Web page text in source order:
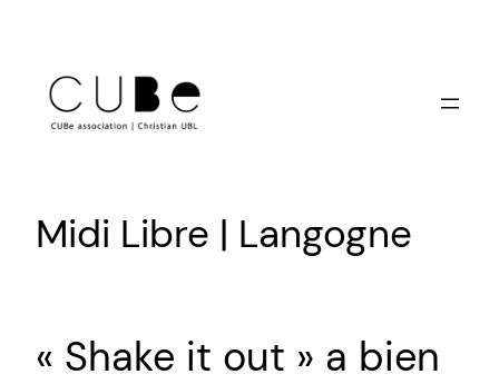
contenu
Midi Libre | Langogne
« Shake it out » a bien